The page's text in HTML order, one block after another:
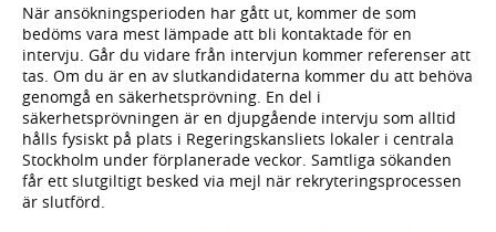
När ansökningsperioden har gått ut, kommer de som
bedöms vara mest lämpade att bli kontaktade för en
intervju. Går du vidare från intervjun kommer referenser att
tas. Om du är en av slutkandidaterna kommer du att behöva
genomgå en säkerhetsprövning. En del i
säkerhetsprövningen är en djupgående intervju som alltid
hålls fysiskt på plats i Regeringskansliets lokaler i centrala
Stockholm under förplanerade veckor. Samtliga sökanden
får ett slutgiltigt besked via mejl när rekryteringsprocessen
är slutförd.